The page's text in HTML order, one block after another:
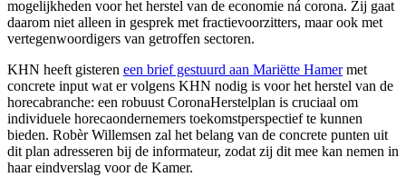
mogelijkheden voor het herstel van de economie ná corona. Zij gaat
daarom niet alleen in gesprek met fractievoorzitters, maar ook met
vertegenwoordigers van getroffen sectoren.
KHN heeft gisteren een brief gestuurd aan Mariëtte Hamermet
concrete input wat er volgens KHN nodig is voor het herstel van de
horecabranche: een robuust CoronaHerstelplan is cruciaal om
individuele horecaondernemers toekomstperspectief te kunnen
bieden. Robèr Willemsen zal het belang van de concrete punten uit
dit plan adresseren bij de informateur, zodat zij dit mee kan nemen in
haar eindverslag voor de Kamer.